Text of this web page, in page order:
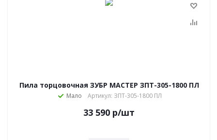
Пила торцовочная ЗУБР МАСТЕР ЗПТ-305-1800 ПЛ
Мало Артикул: ЗПТ-305-1800 ПЛ
33 590 р/шт